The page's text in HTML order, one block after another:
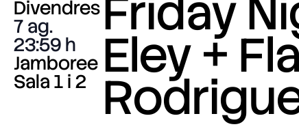
Divendres
7 ag.
23:59
Jamboree
Sala 1 i 2
Friday
Eley +